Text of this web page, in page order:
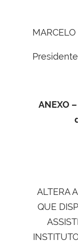
ANEXO
ALTERA
QUE